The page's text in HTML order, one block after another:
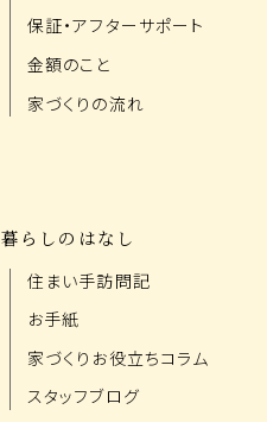
保証・アフターサポート
金額のこと
家づくりの流れ
暮らしのはなし
住まい手訪問記
お手紙
家づくりお役立ちコラム
スタッフブログ